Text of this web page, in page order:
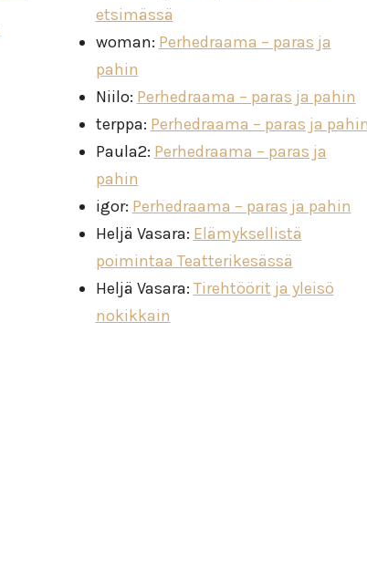
etsimässä
woman: Perhedraama – paras ja
pahin
Niilo: Perhedraama – paras ja pahin
terppa: Perhedraama – paras ja pahin
Paula2: Perhedraama – paras ja
pahin
igor: Perhedraama – paras ja pahin
Heljä Vasara: Elämyksellistä
poimintaa Teatterikesässä
Heljä Vasara: Tirehtöörit ja yleisö
nokikkain